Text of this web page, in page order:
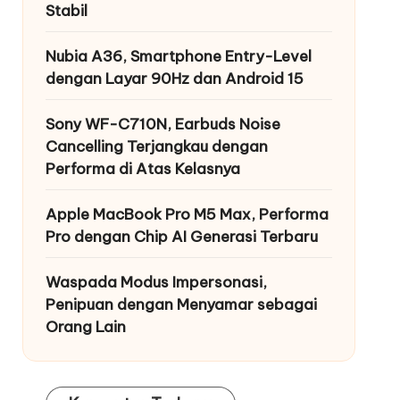
Stabil
Nubia A36, Smartphone Entry-Level
dengan Layar 90Hz dan Android 15
Sony WF-C710N, Earbuds Noise
Cancelling Terjangkau dengan
Performa di Atas Kelasnya
Apple MacBook Pro M5 Max, Performa
Pro dengan Chip AI Generasi Terbaru
Waspada Modus Impersonasi,
Penipuan dengan Menyamar sebagai
Orang Lain